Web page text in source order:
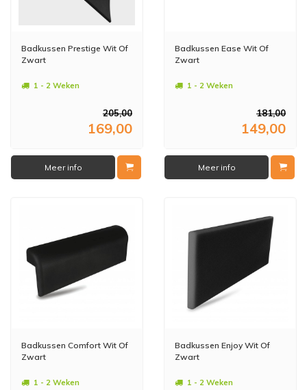
Badkussen Prestige Wit Of
Zwart
1 - 2 Weken
205,00
169,00
Meer info
Badkussen Ease Wit Of
Zwart
1 - 2 Weken
181,00
149,00
Meer info
Badkussen Comfort Wit Of
Zwart
1 - 2 Weken
Badkussen Enjoy Wit Of
Zwart
1 - 2 Weken